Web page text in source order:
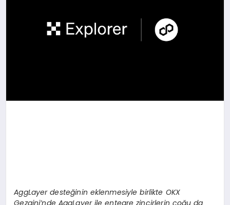
AggLayer desteğinin eklenmesiyle birlikte OKX
Gezgini’nde AggLayer ile entegre zincirlerin çoğu da